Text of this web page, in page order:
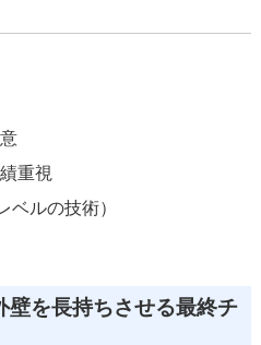
重視
ルの技術）
壁を長持ちさせる最終チ